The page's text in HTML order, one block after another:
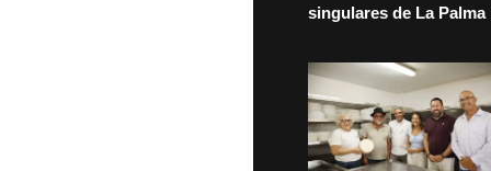
singulares de La Palma